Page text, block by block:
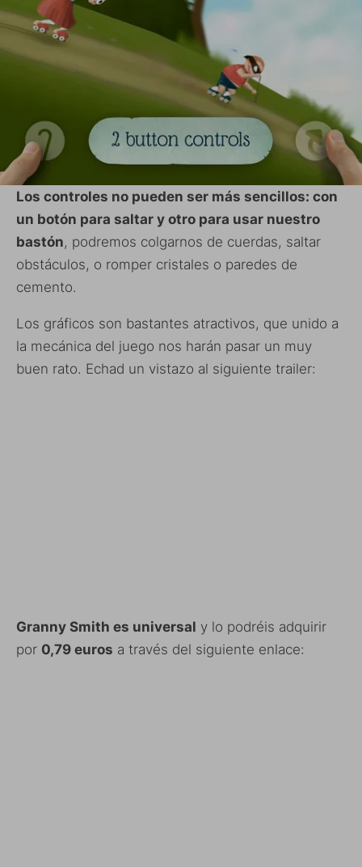
Los controles no pueden ser más sencillos: con
un botón para saltar y otro para usar nuestro
bastón, podremos colgarnos de cuerdas, saltar
obstáculos, o romper cristales o paredes de
cemento.
Los gráficos son bastantes atractivos, que unido a
la mecánica del juego nos harán pasar un muy
buen rato. Echad un vistazo al siguiente trailer:
Granny Smith es universal y lo podréis adquirir
por 0,79 euros a través del siguiente enlace: